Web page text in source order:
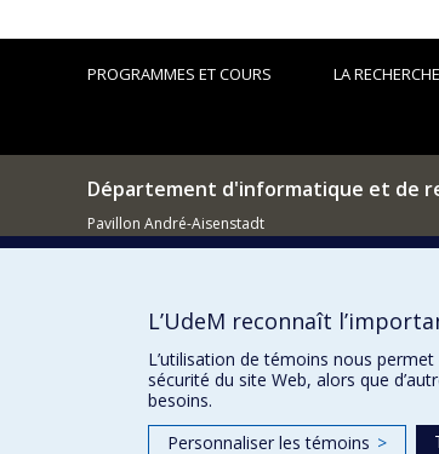
PROGRAMMES ET COURS LA RECHERCHE
Département d'informatique et de
Pavillon André-Aisenstadt
2920, chemin de la Tour
514 343-6602L’UdeM reconnaît
L’utilisation de témoins nous
sécurité du site Web, alors que
besoins.
Personnaliser les témoins >